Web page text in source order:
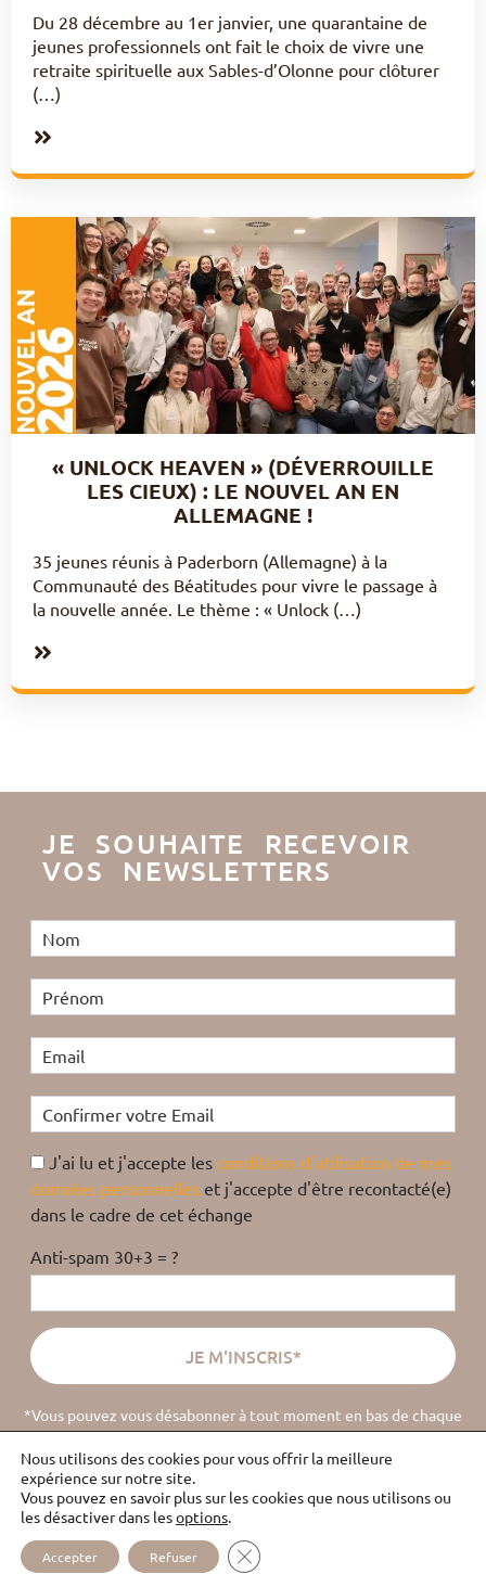
Du 28 décembre au 1er janvier, une quarantaine de
jeunes professionnels ont fait le choix de vivre une
retraite spirituelle aux Sables-d’Olonne pour clôturer
(…)
« UNLOCK HEAVEN » (DÉVERROUILLE
LES CIEUX) : LE NOUVEL AN EN
ALLEMAGNE !
35 jeunes réunis à Paderborn (Allemagne) à la
Communauté des Béatitudes pour vivre le passage à
la nouvelle année. Le thème : « Unlock (…)
JE SOUHAITE RECEVOIR
VOS NEWSLETTERS
J'ai lu et j'accepte les conditions d'utilisation de mes
données personnelles et j'accepte d'être recontacté(e)
dans le cadre de cet échange
Anti-spam 30+3 = ?
*Vous pouvez vous désabonner à tout moment en bas de chaque
email(lire la politique de confidentialité).
ABUS
SITE
Nous utilisons des cookies pour vous offrir la meilleure
expérience sur notre site.
Vous pouvez en savoir plus sur les cookies que nous utilisons ou
les désactiver dans lesoptions.
Accepter Refuser FERMER LA BANNIÈRE DES